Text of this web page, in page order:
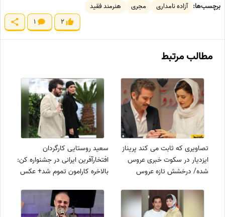
برچسب‌ها: آزاده نامداری مجری
هنرمند فقید
2
1
مطالب مرتبط
تصاویری که ثابت می کند پریناز
ایزدیار در سکوت خبری عروس
شده/ درخشش تازه عروس
کلاسیک مرلین مونرویی
سعید روستایی کارگردان
افتخارآفرین ایرانی در جشنواره کن:
بالاخره کارامون تموم شد+ عکس